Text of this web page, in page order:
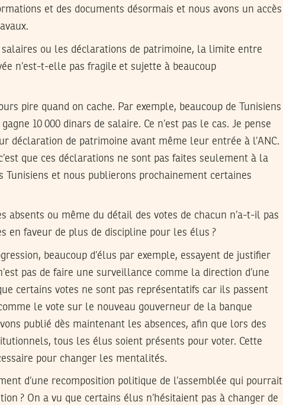
et des documents désormais et nous avons un accès
salaires ou les déclarations de patrimoine, la limite entre
n’est-t-elle pas fragile et sujette à beaucoup
pire quand on cache. Par exemple, beaucoup de Tunisiens
10 000 dinars de salaire. Ce n’est pas le cas. Je pense
déclaration de patrimoine avant même leur entrée à l’ANC.
que ces déclarations ne sont pas faites seulement à la
Tunisiens et nous publierons prochainement certaines
absents ou même du détail des votes de chacun n’a-t-il pas
en faveur de plus de discipline pour les élus ?
beaucoup d’élus par exemple, essayent de justifier
pas de faire une surveillance comme la direction d’une
certains votes ne sont pas représentatifs car ils passent
le vote sur le nouveau gouverneur de la banque
publié dès maintenant les absences, afin que lors des
tous les élus soient présents pour voter. Cette
pour changer les mentalités.
d’une recomposition politique de l’assemblée qui pourrait
? On a vu que certains élus n’hésitaient pas à changer de